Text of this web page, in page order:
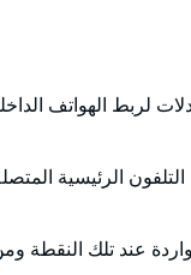
لربط الهواتف
الرئيسية
عند تلك النقطة